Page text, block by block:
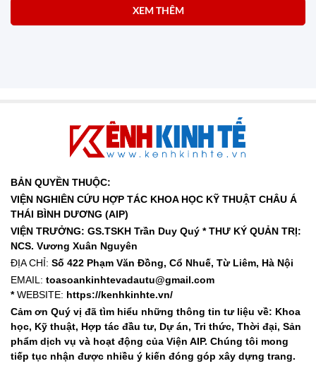
XEM THÊM
BẢN QUYỀN THUỘC:
VIỆN NGHIÊN CỨU HỢP TÁC KHOA HỌC KỸ THUẬT CHÂU Á
THÁI BÌNH DƯƠNG (AIP)
VIỆN TRƯỞNG: GS.TSKH Trần Duy Quý *THƯ KÝ QUẢN TRỊ:
NCS. Vương Xuân Nguyên
ĐỊA CHỈ: Số 422 Phạm Văn Đồng, Cổ Nhuế, Từ Liêm, Hà Nội
EMAIL: toasoankinhtevadautu@gmail.com
*WEBSITE: https://kenhkinhte.vn/
Cảm ơn Quý vị đã tìm hiểu những thông tin tư liệu về: Khoa
học, Kỹ thuật, Hợp tác đầu tư, Dự án, Tri thức, Thời đại, Sản
phẩm dịch vụ và hoạt động của Viện AIP. Chúng tôi mong
tiếp tục nhận được nhiều ý kiến đóng góp xây dựng trang.